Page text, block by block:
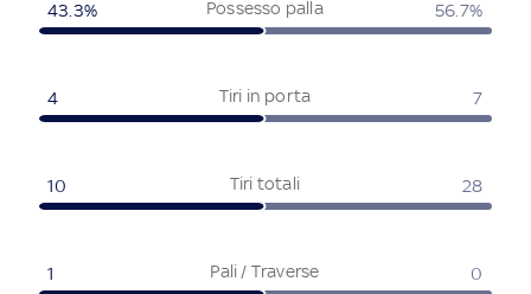
Possesso palla
43.3% 56.7%
Tiri in porta
4 7
Tiri totali
10 28
Pali / Traverse
1 0